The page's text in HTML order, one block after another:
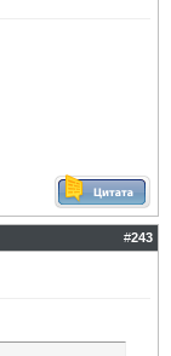
#243